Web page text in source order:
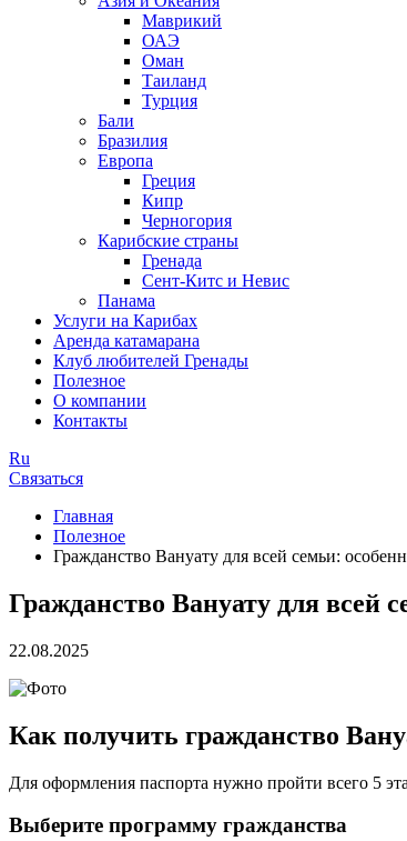
Маврикий
ОАЭ
Оман
Таиланд
Турция
Бали
Бразилия
Европа
Греция
Кипр
Черногория
Карибские страны
Гренада
Сент-Китс и Невис
Панама
Услуги на Карибах
Аренда катамарана
Клуб любителей Гренады
Полезное
О компании
Контакты
Ru
Связаться
Главная
Полезное
Гражданство Вануату для всей семьи:
Гражданство Вануату для всей
22.08.2025
Как получить гражданство
Для оформления паспорта нужно пройти всего 5
Выберите программу гражданства